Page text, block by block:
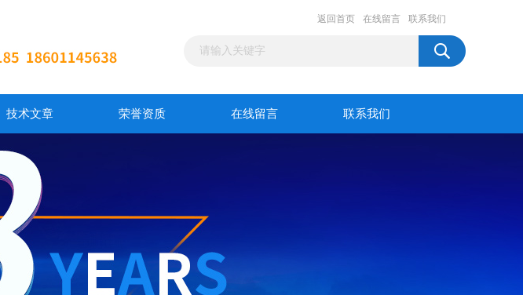
返回首页 在线留言 联系我们
技术文章 荣誉资质 在线留言 联系我们